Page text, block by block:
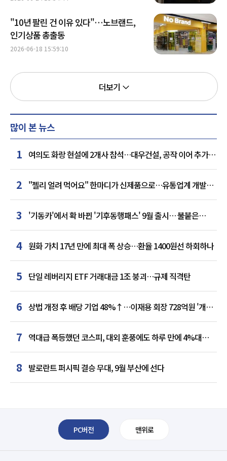
"10년 팔린 건 이유 있다"…노브랜드,
인기상품 총출동
2026-06-18 15:59:10
더보기
많이 본 뉴스
1 여의도 화랑 현설에 2개사 참석…대우건설, 공작 이어 추가
거점 확보하나
2 "젤리 얼려 먹어요" 한마디가 신제품으로…유통업계 개발실
된 SNS
3
'기동카'에서 확 바뀐 '기후동행패스' 9월 출시… 불붙은
카드사 경쟁
4 원화 가치 17년 만에 최대 폭 상승…환율 1400원선 하회하나
5 단일 레버리지 ETF 거래대금 1조 붕괴…규제 직격탄
6 상법 개정 후 배당 기업 48%↑…이재용 회장 728억원 '개인
최다'
7 역대급 폭등했던 코스피, 대외 훈풍에도 하루 만에 4%대
급락
8 발로란트 퍼시픽 결승 무대, 9월 부산에 선다
PC버전 맨위로